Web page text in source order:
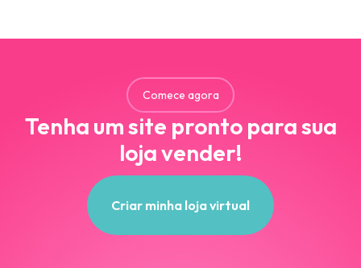
Comece agora
Tenha um site pronto para sua
loja vender!
Criar minha loja virtual